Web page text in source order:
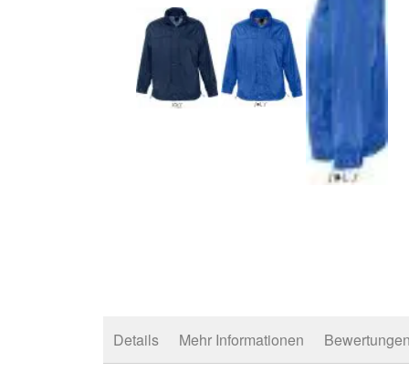
Details Mehr Informationen Bewertungen